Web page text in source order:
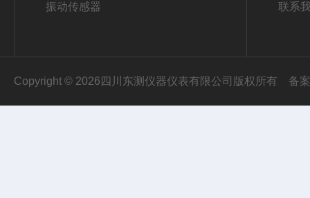
振动传感器 联系
Copyright © 2026四川东测仪器仪表有限公司版权所有 备